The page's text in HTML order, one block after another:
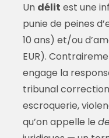
Un délit est une
punie de peines
10 ans) et/ou
EUR).
engage la
tribunal
escroquerie,
qu’on appelle le